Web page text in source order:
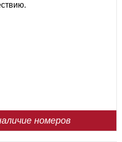
номеров